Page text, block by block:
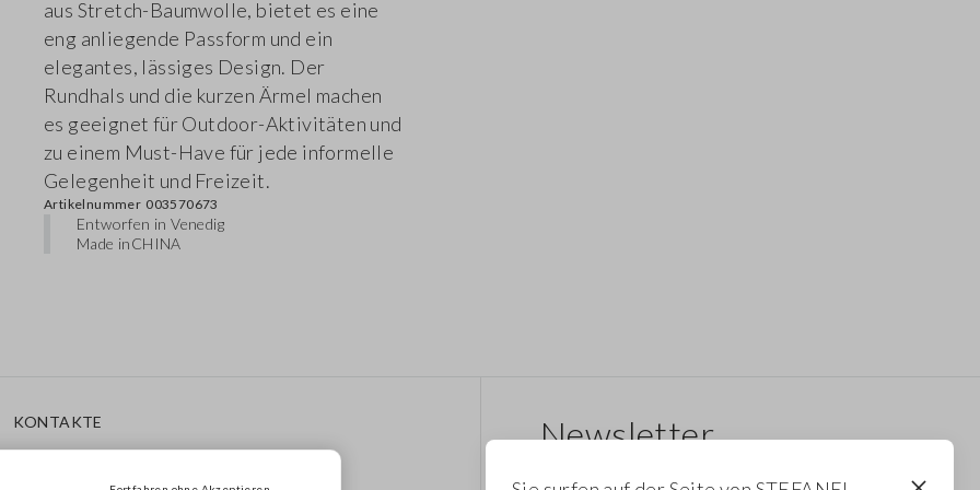
aus Stretch-Baumwolle, bietet es eine
eng anliegende Passform und ein
elegantes, lässiges Design. Der
Rundhals und die kurzen Ärmel machen
es geeignet für Outdoor-Aktivitäten und
zu einem Must-Have für jede informelle
Gelegenheit und Freizeit.
Artikelnummer 003570673
Entworfen in Venedig
Made inCHINA
KONTAKTE
Rufen Sie Uns An: 041
Newsletter